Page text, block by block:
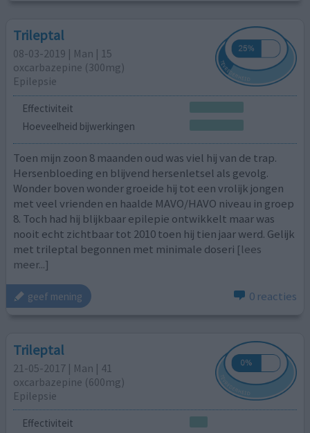
Trileptal
08-03-2019 | Man | 15
oxcarbazepine (300mg)
Epilepsie
Effectiviteit
Hoeveelheid bijwerkingen
Toen mijn zoon 8 maanden oud was viel hij van de trap.
Hersenbloeding en blijvend hersenletsel als gevolg.
Wonder boven wonder groeide hij tot een vrolijk jongen
met veel vrienden en haalde MAVO/HAVO niveau in groep
8. Toch had hij blijkbaar epilepie ontwikkelt maar was
nooit echt zichtbaar tot 2010 toen hij tien jaar werd. Gelijk
met trileptal begonnen met minimale doseri [lees
meer...]
geef mening 0 reacties
Trileptal
21-05-2017 | Man | 41
oxcarbazepine (600mg)
Epilepsie
Effectiviteit